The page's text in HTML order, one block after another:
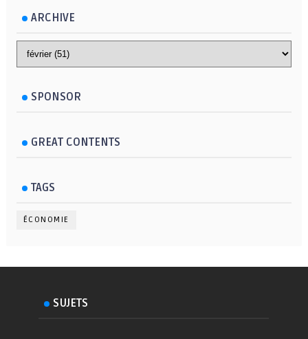
ARCHIVE
SPONSOR
GREAT CONTENTS
TAGS
ÉCONOMIE
SUJETS